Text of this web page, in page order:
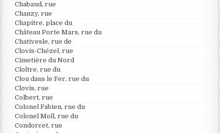
Chabaud, rue
Chanzy, rue
Chapitre, place du
Château Porte Mars, rue du
Chativesle, rue de
Clovis-Chézel, rue
Cimetière du Nord
Cloître, rue du
Clou dans le Fer, rue du
Clovis, rue
Colbert, rue
Colonel Fabien, rue du
Colonel Moll, rue du
Condorcet, rue